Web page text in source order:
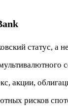
статус,
акции,
рисков